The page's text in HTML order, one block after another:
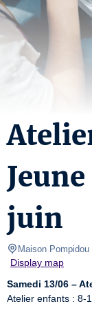
juin
Maison Pompidou
Display map
Samedi 13/06 –
Atelier enfants : 8-